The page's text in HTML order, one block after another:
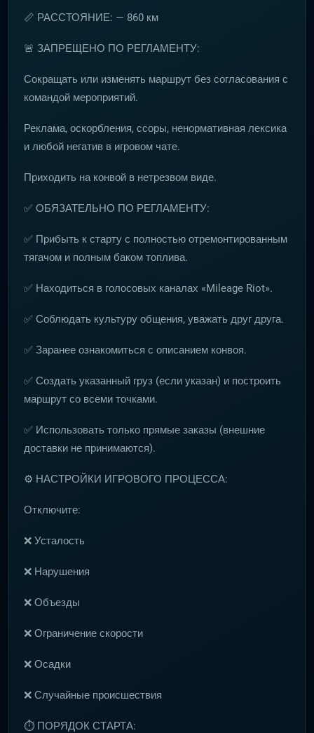
📏 РАССТОЯНИЕ: — 860 км
🚨 ЗАПРЕЩЕНО ПО РЕГЛАМЕНТУ:
Сокращать или изменять маршрут без согласования с
командой мероприятий.
Реклама, оскорбления, ссоры, ненормативная лексика
и любой негатив в игровом чате.
Приходить на конвой в нетрезвом виде.
✅ ОБЯЗАТЕЛЬНО ПО РЕГЛАМЕНТУ:
✅ Прибыть к старту с полностью отремонтированным
тягачом и полным баком топлива.
✅ Находиться в голосовых каналах «Mileage Riot».
✅ Соблюдать культуру общения, уважать друг друга.
✅ Заранее ознакомиться с описанием конвоя.
✅ Создать указанный груз (если указан) и построить
маршрут со всеми точками.
✅ Использовать только прямые заказы (внешние
доставки не принимаются).
⚙️ НАСТРОЙКИ ИГРОВОГО ПРОЦЕССА:
Отключите:
❌ Усталость
❌ Нарушения
❌ Объезды
❌ Ограничение скорости
❌ Осадки
❌ Случайные происшествия
⏱ ПОРЯДОК СТАРТА: